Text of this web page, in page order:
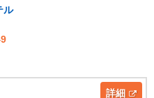
ル
詳細